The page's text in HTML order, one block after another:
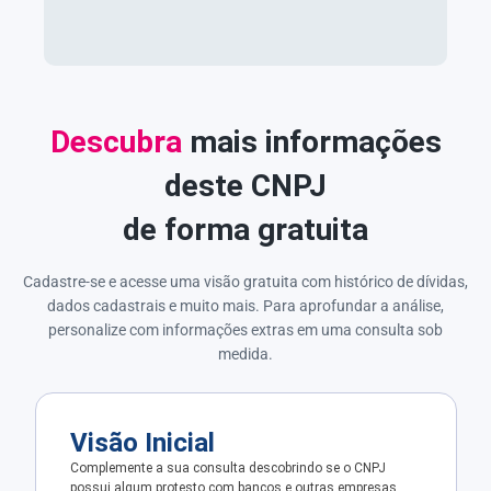
Descubra mais informações
deste CNPJ
de forma gratuita
Cadastre-se e acesse uma visão gratuita com histórico de dívidas,
dados cadastrais e muito mais. Para aprofundar a análise,
personalize com informações extras em uma consulta sob
medida.
Visão Inicial
Complemente a sua consulta descobrindo se o CNPJ